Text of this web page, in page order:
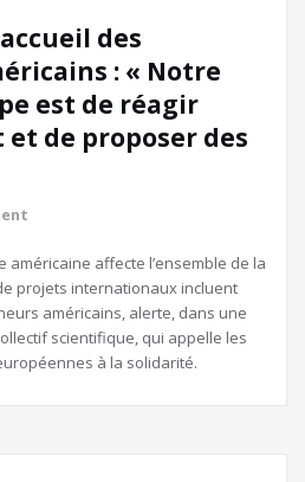
des
: « Notre
est de réagir
de proposer des
américaine affecte l’ensemble de la
projets internationaux incluent
américains, alerte, dans une
scientifique, qui appelle les
à la solidarité.